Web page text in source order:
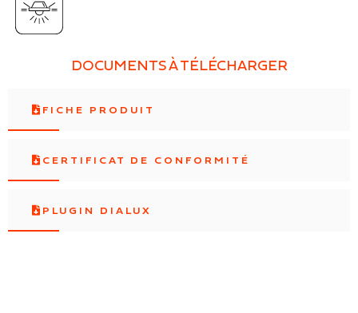
DOCUMENTS À TÉLÉCHARGER
FICHE PRODUIT
CERTIFICAT DE CONFORMITÉ
PLUGIN DIALUX